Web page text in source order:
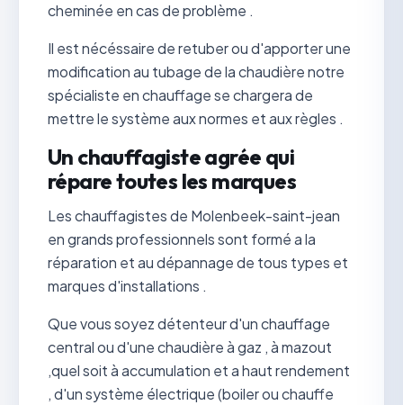
cheminée en cas de problème .
Il est nécéssaire de retuber ou d'apporter une
modification au tubage de la chaudière notre
spécialiste en chauffage se chargera de
mettre le système aux normes et aux règles .
Un chauffagiste agrée qui
répare toutes les marques
Les chauffagistes de Molenbeek-saint-jean
en grands professionnels sont formé a la
réparation et au dépannage de tous types et
marques d'installations .
Que vous soyez détenteur d'un chauffage
central ou d'une chaudière à gaz , à mazout
,quel soit à accumulation et a haut rendement
, d'un système électrique (boiler ou chauffe